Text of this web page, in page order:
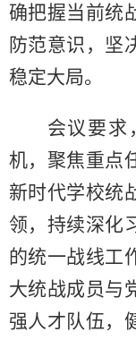
确把握当前统
防范意识，坚
稳定大局。
会议要求
机，聚焦重点
新时代学校统
领，持续深化
的统一战线工
大统战成员与
强人才队伍，